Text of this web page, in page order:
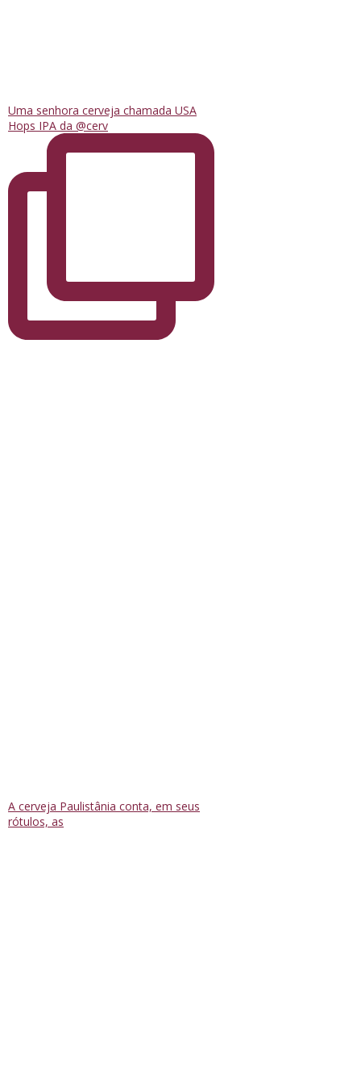
Uma senhora cerveja chamada USA
Hops IPA da @cerv
A cerveja Paulistânia conta, em seus
rótulos, as